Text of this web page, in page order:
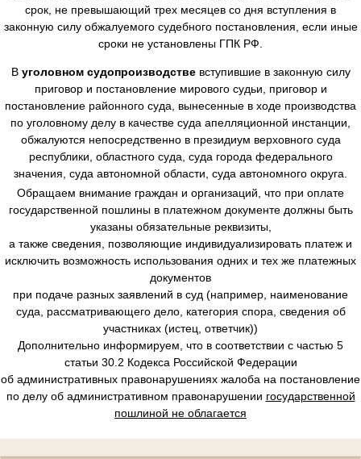
срок, не превышающий трех месяцев со дня вступления в
законную силу обжалуемого судебного постановления, если иные
сроки не установлены ГПК РФ.
В уголовном судопроизводствевступившие в законную силу
приговор и постановление мирового судьи, приговор и
постановление районного суда, вынесенные в ходе производства
по уголовному делу в качестве суда апелляционной инстанции,
обжалуются непосредственно в президиум верховного суда
республики, областного суда, суда города федерального
значения, суда автономной области, суда автономного округа.
Обращаем внимание граждан и организаций, что при оплате
государственной пошлины в платежном документе должны быть
указаны обязательные реквизиты,
а также сведения, позволяющие индивидуализировать платеж и
исключить возможность использования одних и тех же платежных
документов
при подаче разных заявлений в суд (например, наименование
суда, рассматривающего дело, категория спора, сведения об
участниках (истец, ответчик))
Дополнительно информируем, что в соответствии с частью 5
статьи 30.2 Кодекса Российской Федерации
об административных правонарушениях жалоба на постановление
по делу об административном правонарушении государственной
пошлиной не облагается